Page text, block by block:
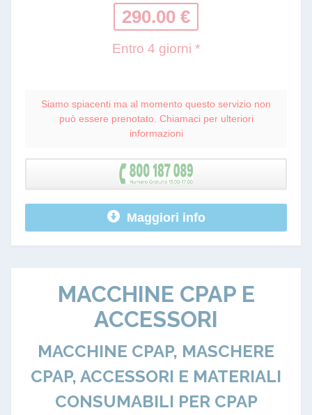
290.00 €
Entro 4 giorni *
Siamo spiacenti ma al momento questo servizio non
può essere prenotato. Chiamaci per ulteriori
informazioni
Maggiori info
MACCHINE CPAP E
ACCESSORI
MACCHINE CPAP, MASCHERE
CPAP, ACCESSORI E MATERIALI
CONSUMABILI PER CPAP